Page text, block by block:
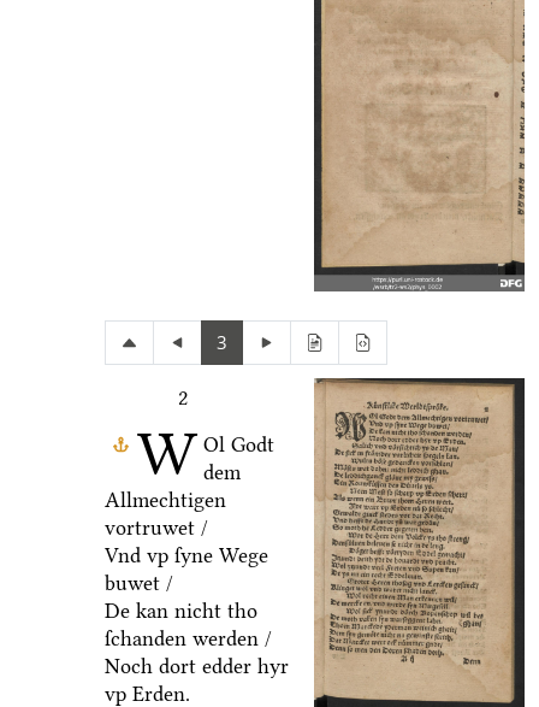
3
2
W Ol Godt
dem
Allmechtigen
vortruwet /
Vnd vp ſyne Wege
buwet /
De kan nicht tho
ſchanden werden /
Noch dort edder hyr
vp Erden.